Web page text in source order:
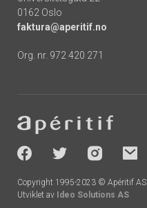
0162 Oslo
faktura@aperitif.no
Org. nr. 972 420 271
-
socials
Copyright 1995-2023 © Apéritif AS
Utviklet av Ideo Solutions AS